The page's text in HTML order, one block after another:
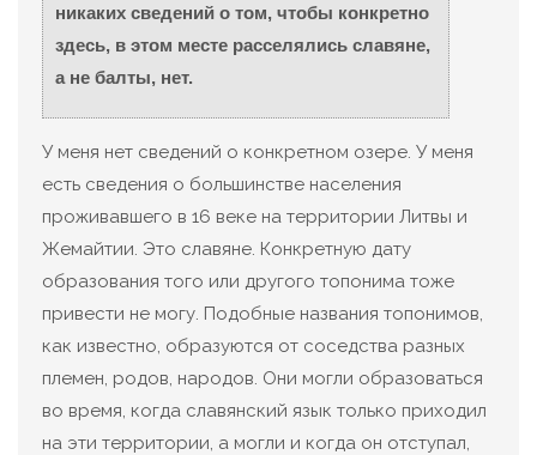
никаких сведений о том, чтобы конкретно
здесь, в этом месте расселялись славяне,
а не балты, нет.
У меня нет сведений о конкретном озере. У меня
есть сведения о большинстве населения
проживавшего в 16 веке на территории Литвы и
Жемайтии. Это славяне. Конкретную дату
образования того или другого топонима тоже
привести не могу. Подобные названия топонимов,
как известно, образуются от соседства разных
племен, родов, народов. Они могли образоваться
во время, когда славянский язык только приходил
на эти территории, а могли и когда он отступал,